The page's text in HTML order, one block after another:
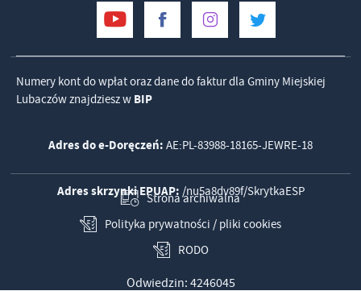
Numery kont do wpłat oraz dane do faktur dla Gminy Miejskiej
Lubaczów znajdziesz w BIP
Adres do e-Doręczeń: AE:PL-83988-18165-JEWRE-18
Adres skrzynki EPUAP: /nu5a8dv89f/SkrytkaESP
Strona archiwalna
Polityka prywatności / pliki cookies
RODO
Odwiedzin: 4246045